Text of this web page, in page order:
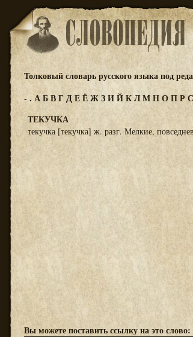
Толковый словарь русского языка под
-. АБВГДЕЁЖЗИЙКЛМНОПРС
ТЕКУЧКА
текучка [текучка] ж. разг. Мелкие,
Вы можете поставить ссылку на это слово: